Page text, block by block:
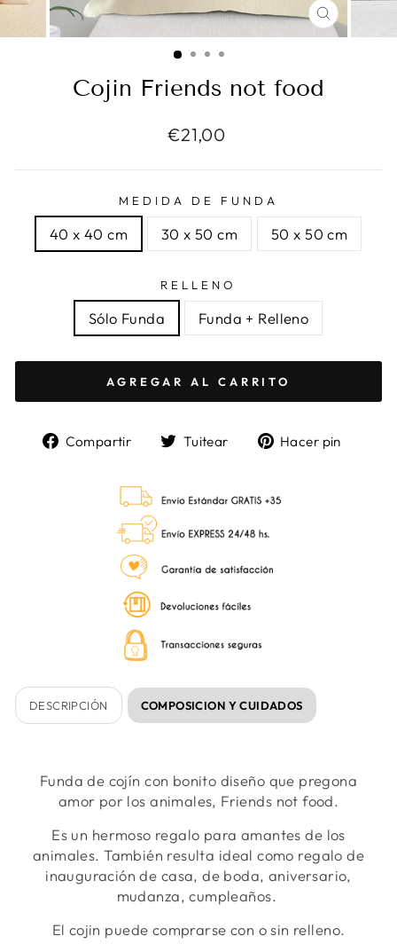
CERRAR
(ESC)
Cojin Friends not food
Precio
€21,00
MEDIDA DE FUNDA
40 x 40 cm 30 x 50 cm 50 x 50 cm
RELLENO
Sólo Funda Funda + Relleno
AGREGAR AL CARRITO
Compartir
Compartir
Tuitear
TuitearHacer pin
DESCRIPCIÓN COMPOSICION Y CUIDADOS
Funda de cojín con bonito diseño que pregona
amor por los animales, Friends not food.
Es un hermoso regalo para amantes de los
animales. También resulta ideal como regalo de
inauguración de casa, de boda, aniversario,
mudanza, cumpleaños.
El cojin puede comprarse con o sin relleno.